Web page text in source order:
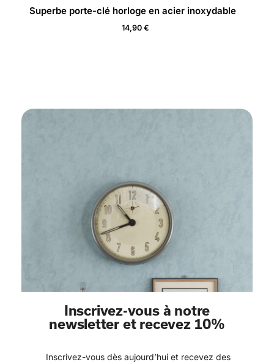
Superbe porte-clé horloge en acier inoxydable
14,90 €
Inscrivez-vous à notre
newsletter et recevez 10%
Inscrivez-vous dès aujourd’hui et recevez des